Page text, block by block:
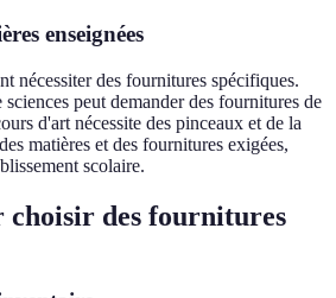
enseignées
nécessiter des fournitures spécifiques.
peut demander des fournitures de
d'art nécessite des pinceaux et de la
matières et des fournitures exigées,
scolaire.
choisir des fournitures